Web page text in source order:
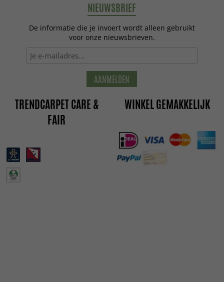
NIEUWSBRIEF
De informatie die je invoert wordt alleen gebruikt
voor onze nieuwsbrieven.
AANMELDEN
TRENDCARPET CARE &
FAIR
WINKEL GEMAKKELIJK